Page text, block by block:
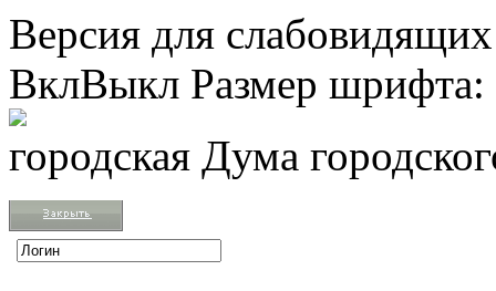
Версия для
ВклВыкл Размер шрифта:
городская Дума